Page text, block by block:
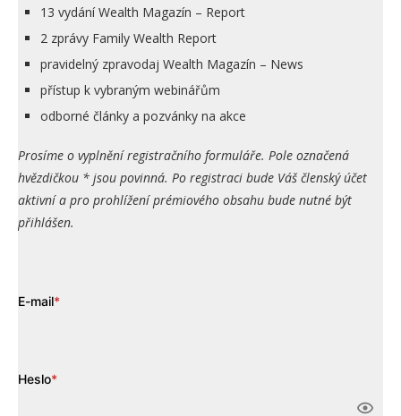
13 vydání Wealth Magazín – Report
2 zprávy Family Wealth Report
pravidelný zpravodaj Wealth Magazín – News
přístup k vybraným webinářům
odborné články a pozvánky na akce
Prosíme o vyplnění registračního formuláře. Pole označená
hvězdičkou * jsou povinná. Po registraci bude Váš členský účet
aktivní a pro prohlížení prémiového obsahu bude nutné být
přihlášen.
E-mail*
Heslo*